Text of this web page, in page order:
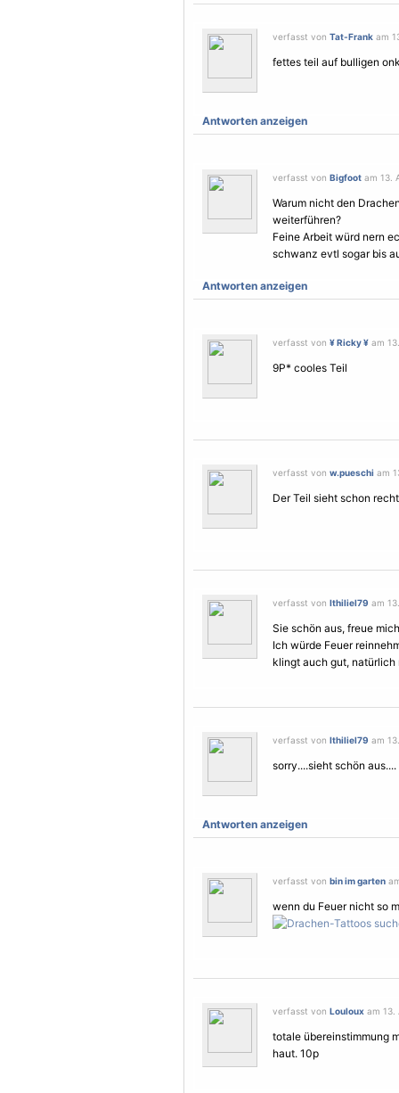
verfasst von Tat-Frank am
fettes teil auf bulligen
Antworten anzeigen
verfasst von Bigfoot am 13.
Warum nicht den
weiterführen?
Feine Arbeit würd nern
schwanz evtl sogar bis
Antworten anzeigen
verfasst von ¥ Ricky ¥ am
9P* cooles Teil
verfasst von w.pueschi am
Der Teil sieht schon
verfasst von Ithiliel79 am
Sie schön aus, freue
Ich würde Feuer
klingt auch gut,
verfasst von Ithiliel79 am
sorry....sieht schön aus....
Antworten anzeigen
verfasst von bin im garten
wenn du Feuer nicht so
verfasst von Louloux am 13.
totale übereinstimmung
haut. 10p